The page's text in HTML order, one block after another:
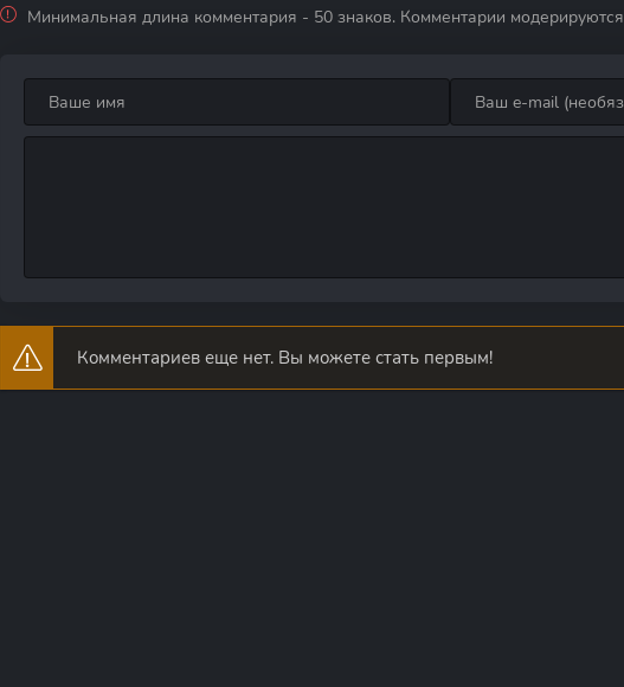
Минимальная длина комментария - 50 знаков. Комментарии модерируются
Комментариев еще нет. Вы можете стать первым!